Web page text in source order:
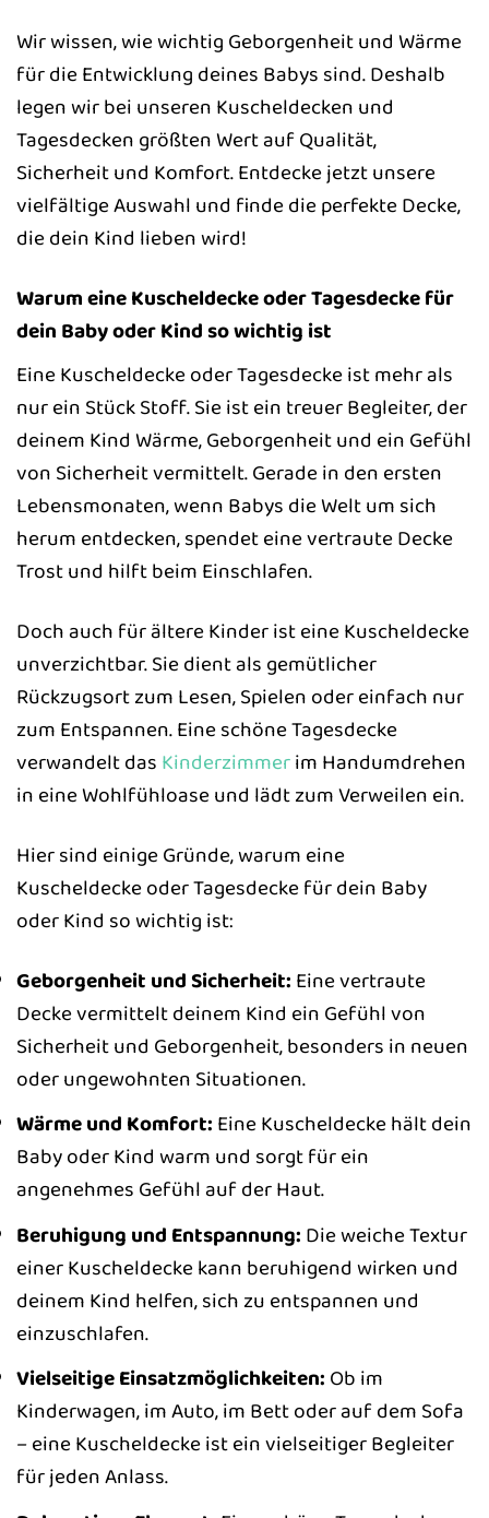
Wir wissen, wie wichtig Geborgenheit und Wärme
für die Entwicklung deines Babys sind. Deshalb
legen wir bei unseren Kuscheldecken und
Tagesdecken größten Wert auf Qualität,
Sicherheit und Komfort. Entdecke jetzt unsere
vielfältige Auswahl und finde die perfekte Decke,
die dein Kind lieben wird!
Warum eine Kuscheldecke oder Tagesdecke für
dein Baby oder Kind so wichtig ist
Eine Kuscheldecke oder Tagesdecke ist mehr als
nur ein Stück Stoff. Sie ist ein treuer Begleiter, der
deinem Kind Wärme, Geborgenheit und ein Gefühl
von Sicherheit vermittelt. Gerade in den ersten
Lebensmonaten, wenn Babys die Welt um sich
herum entdecken, spendet eine vertraute Decke
Trost und hilft beim Einschlafen.
Doch auch für ältere Kinder ist eine Kuscheldecke
unverzichtbar. Sie dient als gemütlicher
Rückzugsort zum Lesen, Spielen oder einfach nur
zum Entspannen. Eine schöne Tagesdecke
verwandelt das Kinderzimmerim Handumdrehen
in eine Wohlfühloase und lädt zum Verweilen ein.
Hier sind einige Gründe, warum eine
Kuscheldecke oder Tagesdecke für dein Baby
oder Kind so wichtig ist:
Geborgenheit und Sicherheit: Eine vertraute
Decke vermittelt deinem Kind ein Gefühl von
Sicherheit und Geborgenheit, besonders in neuen
oder ungewohnten Situationen.
Wärme und Komfort: Eine Kuscheldecke hält dein
Baby oder Kind warm und sorgt für ein
angenehmes Gefühl auf der Haut.
Beruhigung und Entspannung: Die weiche Textur
einer Kuscheldecke kann beruhigend wirken und
deinem Kind helfen, sich zu entspannen und
einzuschlafen.
Vielseitige Einsatzmöglichkeiten: Ob im
Kinderwagen, im Auto, im Bett oder auf dem Sofa
– eine Kuscheldecke ist ein vielseitiger Begleiter
für jeden Anlass.